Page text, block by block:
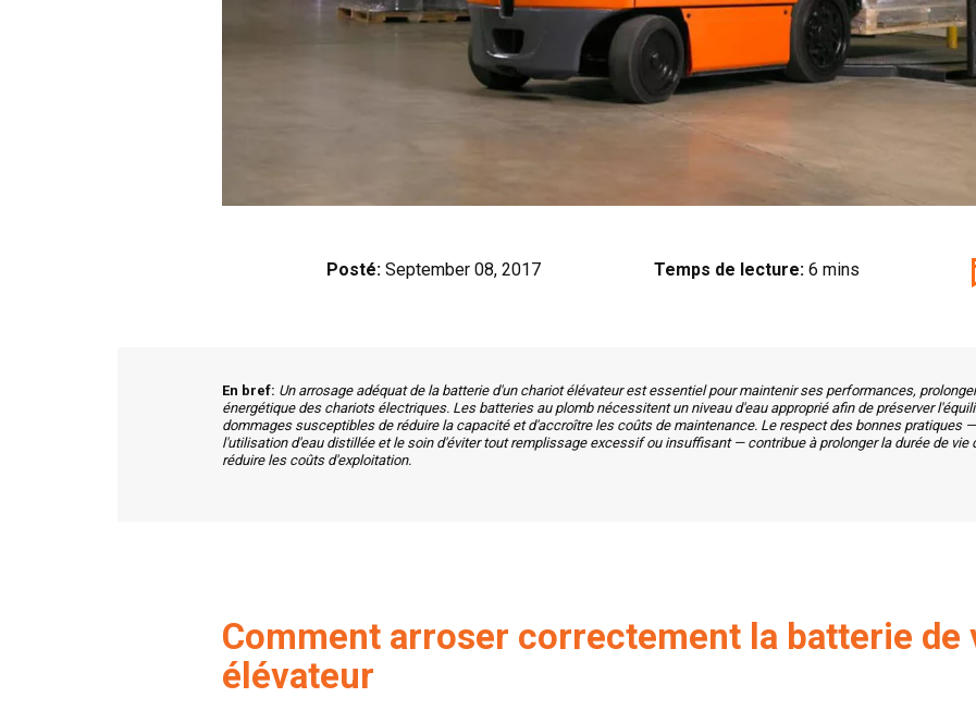
Posté: September 08, 2017 Temps de lecture: 6 mins
En bref: Un arrosage adéquat de la batterie d'un chariot élévateur est essentiel pour maintenir ses performances,
énergétique des chariots électriques. Les batteries au plomb nécessitent un niveau d'eau approprié afin de préserver
dommages susceptibles de réduire la capacité et d'accroître les coûts de maintenance. Le respect des bonnes pratiques
l'utilisation d'eau distillée et le soin d'éviter tout remplissage excessif ou insuffisant — contribue à prolonger la durée de vie
réduire les coûts d'exploitation.
Comment arroser correctement la batterie
élévateur